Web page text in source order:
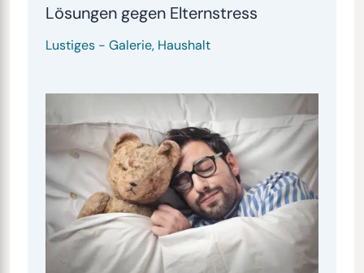
Lösungen gegen Elternstress
Lustiges- Galerie, Haushalt